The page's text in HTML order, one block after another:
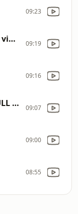
09:23
En las montañas grita el viento 09:19
09:16
FILMEX SONIDO REAL FULL PRIMICIAS 09:07
09:00
08:55